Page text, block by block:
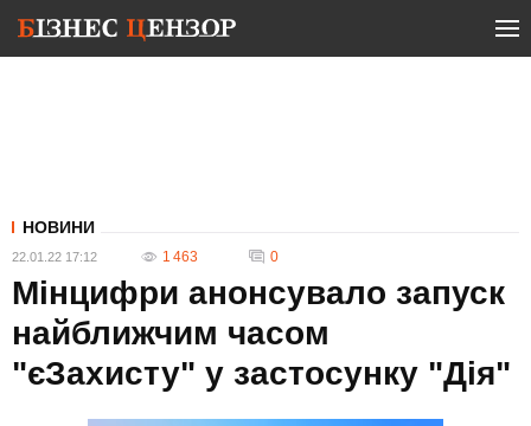
НОВИНИ
22.01.22 17:12 1 463 0
Мінцифри анонсувало запуск
найближчим часом
"єЗахисту" у застосунку "Дія"